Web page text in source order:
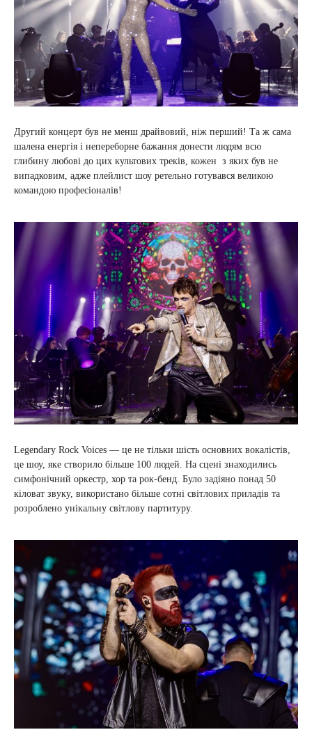
Другий концерт був не менш драйвовий, ніж перший! Та ж сама
шалена енергія і непереборне бажання донести людям всю
глибину любові до цих культових треків, кожен з яких був не
випадковим, адже плейлист шоу ретельно готувався великою
командою професіоналів!
Legendary Rock Voices — це не тільки шість основних вокалістів,
це шоу, яке створило більше 100 людей. На сцені знаходились
симфонічний оркестр, хор та рок-бенд. Було задіяно понад 50
кіловат звуку, використано більше сотні світлових приладів та
розроблено унікальну світлову партитуру.